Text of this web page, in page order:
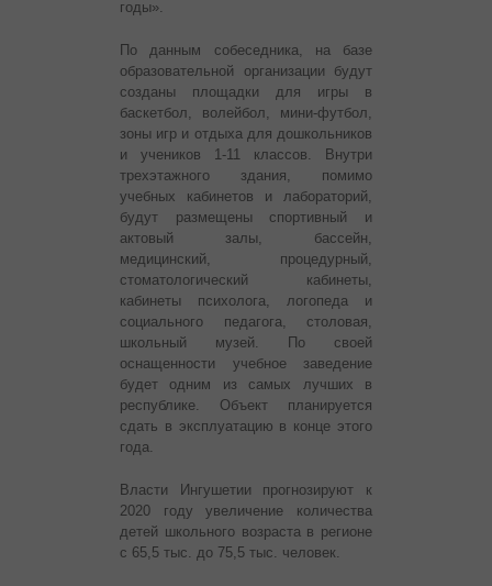
годы».
По данным собеседника, на базе
образовательной организации будут
созданы площадки для игры в
баскетбол, волейбол, мини-футбол,
зоны игр и отдыха для дошкольников
и учеников 1-11 классов. Внутри
трехэтажного здания, помимо
учебных кабинетов и лабораторий,
будут размещены спортивный и
актовый залы, бассейн,
медицинский, процедурный,
стоматологический кабинеты,
кабинеты психолога, логопеда и
социального педагога, столовая,
школьный музей. По своей
оснащенности учебное заведение
будет одним из самых лучших в
республике. Объект планируется
сдать в эксплуатацию в конце этого
года.
Власти Ингушетии прогнозируют к
2020 году увеличение количества
детей школьного возраста в регионе
с 65,5 тыс. до 75,5 тыс. человек.